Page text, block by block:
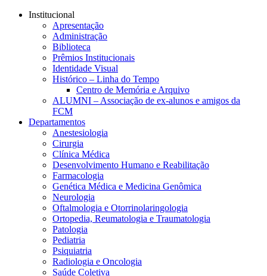
Conteúdo principal
Institucional
Apresentação
Administração
Biblioteca
Prêmios Institucionais
Identidade Visual
Histórico – Linha do Tempo
Centro de Memória e Arquivo
ALUMNI – Associação de ex-alunos e amigos da
FCM
Departamentos
Anestesiologia
Cirurgia
Clínica Médica
Desenvolvimento Humano e Reabilitação
Farmacologia
Genética Médica e Medicina Genômica
Neurologia
Oftalmologia e Otorrinolaringologia
Ortopedia, Reumatologia e Traumatologia
Patologia
Pediatria
Psiquiatria
Radiologia e Oncologia
Saúde Coletiva